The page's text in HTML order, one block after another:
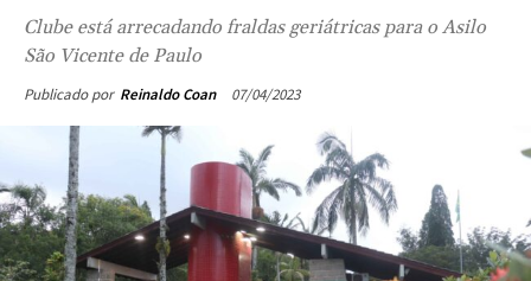
Clube está arrecadando fraldas geriátricas para o Asilo
São Vicente de Paulo
Publicado por Reinaldo Coan 07/04/2023